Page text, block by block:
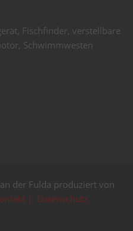
Fischfinder, verstellbare
Schwimmwesten
der Fulda produziert von
| Datenschutz